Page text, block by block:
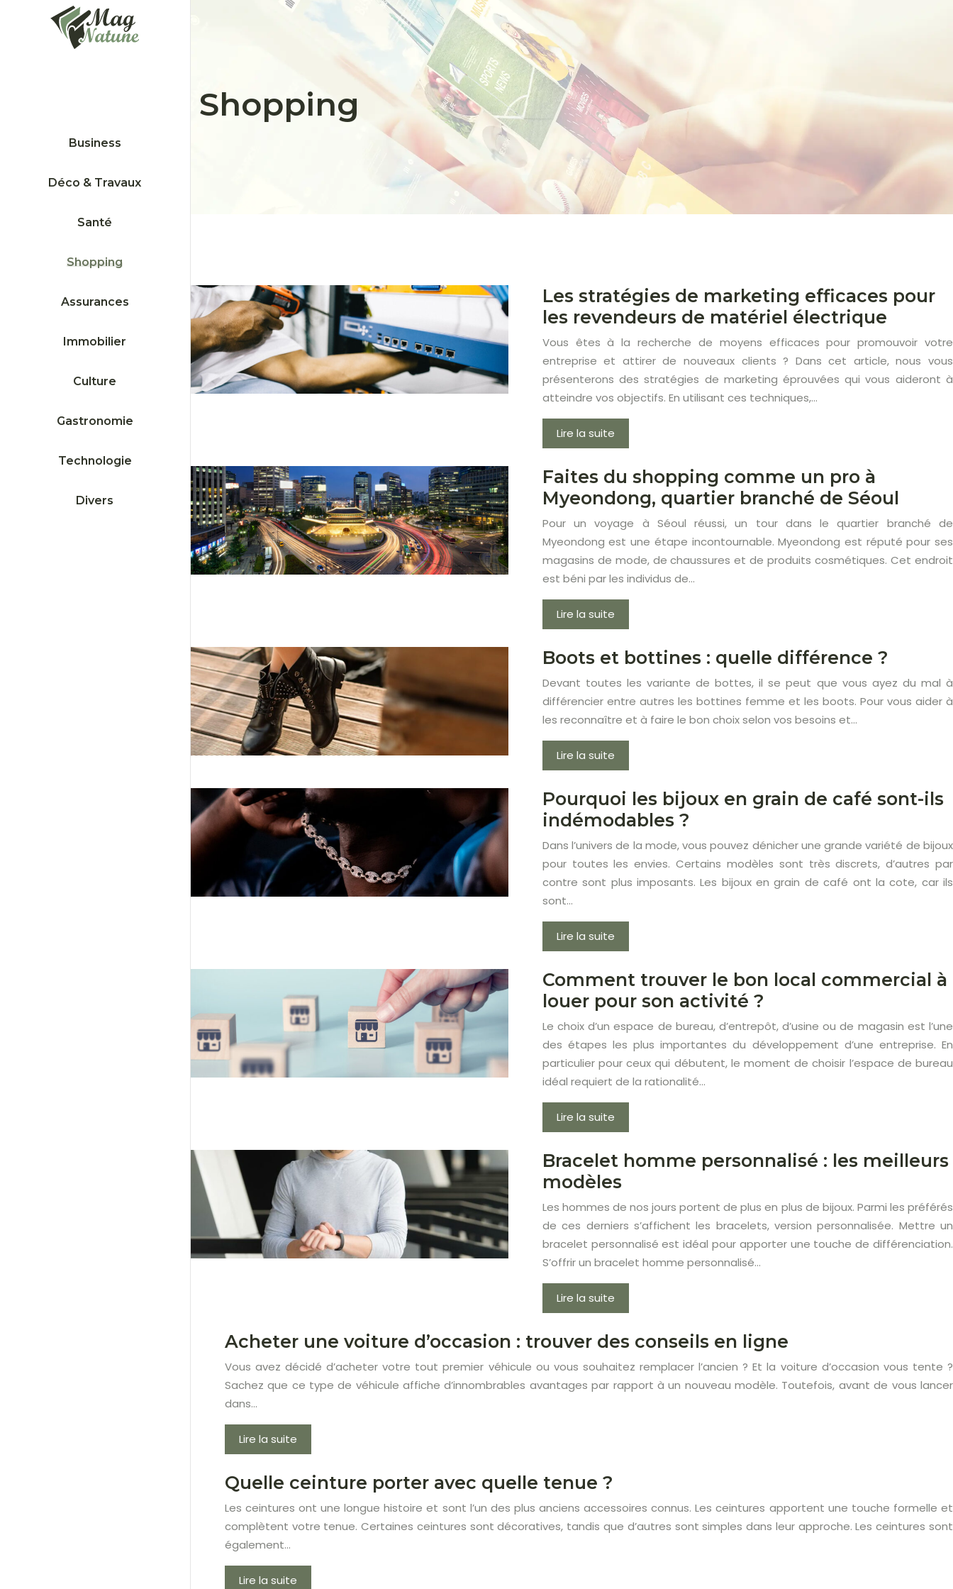
Business
Déco & Travaux
Santé
Shopping
Assurances
Immobilier
Culture
Gastronomie
Technologie
Divers
Shopping
Les stratégies de marketing efficaces pour
les revendeurs de matériel électrique
Vous êtes à la recherche de moyens efficaces pour promouvoir votre
entreprise et attirer de nouveaux clients ? Dans cet article, nous vous
présenterons des stratégies de marketing éprouvées qui vous aideront à
atteindre vos objectifs. En utilisant ces techniques,…
Lire la suite
Faites du shopping comme un pro à
Myeondong, quartier branché de Séoul
Pour un voyage à Séoul réussi, un tour dans le quartier branché de
Myeondong est une étape incontournable. Myeondong est réputé pour ses
magasins de mode, de chaussures et de produits cosmétiques. Cet endroit
est béni par les individus de…
Lire la suite
Boots et bottines : quelle différence ?
Devant toutes les variante de bottes, il se peut que vous ayez du mal à
différencier entre autres les bottines femme et les boots. Pour vous aider à
les reconnaître et à faire le bon choix selon vos besoins et…
Lire la suite
Pourquoi les bijoux en grain de café sont-ils
indémodables ?
Dans l’univers de la mode, vous pouvez dénicher une grande variété de bijoux
pour toutes les envies. Certains modèles sont très discrets, d’autres par
contre sont plus imposants. Les bijoux en grain de café ont la cote, car ils
sont…
Lire la suite
Comment trouver le bon local commercial à
louer pour son activité ?
Le choix d’un espace de bureau, d’entrepôt, d’usine ou de magasin est l’une
des étapes les plus importantes du développement d’une entreprise. En
particulier pour ceux qui débutent, le moment de choisir l’espace de bureau
idéal requiert de la rationalité…
Lire la suite
Bracelet homme personnalisé : les meilleurs
modèles
Les hommes de nos jours portent de plus en plus de bijoux. Parmi les préférés
de ces derniers s’affichent les bracelets, version personnalisée. Mettre un
bracelet personnalisé est idéal pour apporter une touche de différenciation.
S’offrir un bracelet homme personnalisé…
Lire la suite
Acheter une voiture d’occasion : trouver des conseils en ligne
Vous avez décidé d’acheter votre tout premier véhicule ou vous souhaitez remplacer l’ancien ? Et la voiture d’occasion vous tente ?
Sachez que ce type de véhicule affiche d’innombrables avantages par rapport à un nouveau modèle. Toutefois, avant de vous lancer
dans…
Lire la suite
Quelle ceinture porter avec quelle tenue ?
Les ceintures ont une longue histoire et sont l’un des plus anciens accessoires connus. Les ceintures apportent une touche formelle et
complètent votre tenue. Certaines ceintures sont décoratives, tandis que d’autres sont simples dans leur approche. Les ceintures sont
également…
Lire la suite